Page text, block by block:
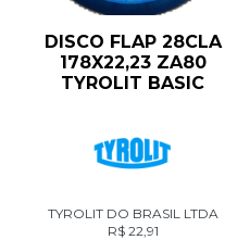
DISCO FLAP 28CLA
178X22,23 ZA80
TYROLIT BASIC
TYROLIT DO BRASIL LTDA
R$22,91